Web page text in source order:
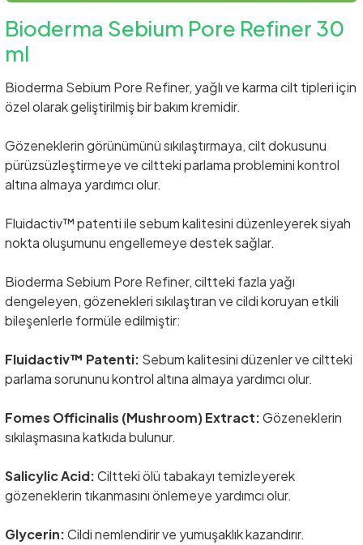
Bioderma Sebium Pore Refiner 30
ml
Bioderma Sebium Pore Refiner, yağlı ve karma cilt tipleri için
özel olarak geliştirilmiş bir bakım kremidir.
Gözeneklerin görünümünü sıkılaştırmaya, cilt dokusunu
pürüzsüzleştirmeye ve ciltteki parlama problemini kontrol
altına almaya yardımcı olur.
Fluidactiv™ patenti ile sebum kalitesini düzenleyerek siyah
nokta oluşumunu engellemeye destek sağlar.
Bioderma Sebium Pore Refiner, ciltteki fazla yağı
dengeleyen, gözenekleri sıkılaştıran ve cildi koruyan etkili
bileşenlerle formüle edilmiştir:
Fluidactiv™ Patenti: Sebum kalitesini düzenler ve ciltteki
parlama sorununu kontrol altına almaya yardımcı olur.
Fomes Officinalis (Mushroom) Extract:Gözeneklerin
sıkılaşmasına katkıda bulunur.
Salicylic Acid:Ciltteki ölü tabakayı temizleyerek
gözeneklerin tıkanmasını önlemeye yardımcı olur.
Glycerin:Cildi nemlendirir ve yumuşaklık kazandırır.